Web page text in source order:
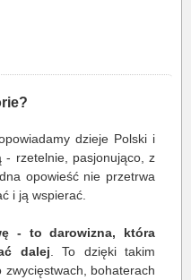
dzieje Polski i
- rzetelnie, pasjonująco, z
opowieść nie przetrwa
i ją wspierać.
- to darowizna, która
dalej . To dzięki takim
bohaterach